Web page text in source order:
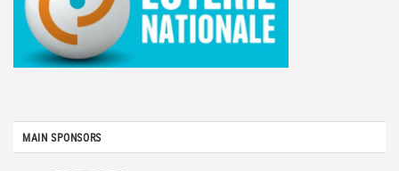
MAIN SPONSORS